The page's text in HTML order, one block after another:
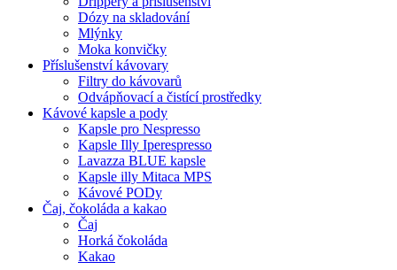
Dózy na skladování
Mlýnky
Moka konvičky
Příslušenství kávovary
Filtry do kávovarů
Odvápňovací a čistící prostředky
Kávové kapsle a pody
Kapsle pro Nespresso
Kapsle Illy Iperespresso
Lavazza BLUE kapsle
Kapsle illy Mitaca MPS
Kávové PODy
Čaj, čokoláda a kakao
Čaj
Horká čokoláda
Kakao